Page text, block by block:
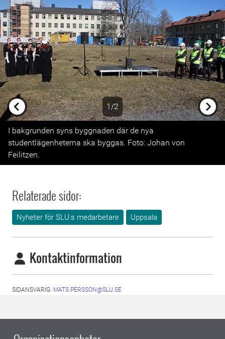
1/2
Previous
I bakgrunden syns byggnaden där de nya
studentlägenheterna ska byggas. Foto: Johan von
Feilitzen.
Relaterade sidor:
Nyheter för SLU:s medarbetare Uppsala
Kontaktinformation
SIDANSVARIG: MATS.PERSSON@SLU.SE